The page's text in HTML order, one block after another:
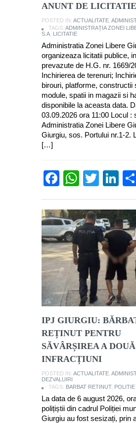
ANUNT DE LICITATIE
POSTED IN: ACTUALITATE
TAGS: ADMINISTRAȚIA ZONEI
S.A LICITATIE
Administratia Zonei Libere
organizeaza licitatii publice,
prevazute de H.G. nr. 1669/
Inchirierea de terenuri;
birouri, platforme, constructii
module, spatii in magazii si
disponibile la aceasta data.
03.09.2026 ora 11:00 Locul :
Administratia Zonei Libere
Giurgiu, sos. Portului nr.1-2.
[…]
Facebook
IPJ GIURGIU:
REȚINUT PENTRU
SĂVÂRȘIREA A DOUĂ
INFRACȚIUNI
POSTED IN: ACTUALITATE
DEZVALUIRI
TAGS: BARBAT RETINUT,
La data de 6 august 2026,
polițiștii din cadrul Poliției
Giurgiu au fost sesizați, prin